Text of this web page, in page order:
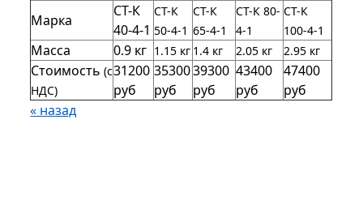
Марка
СТ-К
40-4-1
СТ-К
50-4-1
СТ-К
65-4-1
СТ-К 80-
4-1
СТ-К
100-4-1
Масса 0.9 кг 1.15 кг 1.4 кг 2.05 кг 2.95 кг
Стоимость (с
НДС)
31200
руб
35300
руб
39300
руб
43400
руб
47400
руб
« назад